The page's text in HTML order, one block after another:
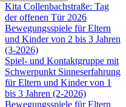
Kita Collenbachstraße: Tag
der offenen Tür 2026
Bewegungsspiele für Eltern
und Kinder von 2 bis 3 Jahren
(3-2026)
Spiel- und Kontaktgruppe mit
Schwerpunkt Sinneserfahrung
für Eltern und Kinder von 1
bis 3 Jahren (2-2026)
Bewegungsspiele für Eltern